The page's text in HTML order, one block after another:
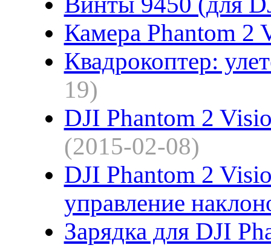
Камера Phantom 2
Квадрокоптер:
19)
DJI Phantom 2
(2015-02-08)
DJI Phantom 2
управление
Зарядка для DJI